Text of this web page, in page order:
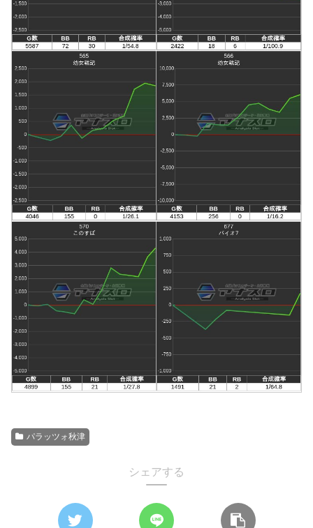
パラッツォ秋津
シェアする